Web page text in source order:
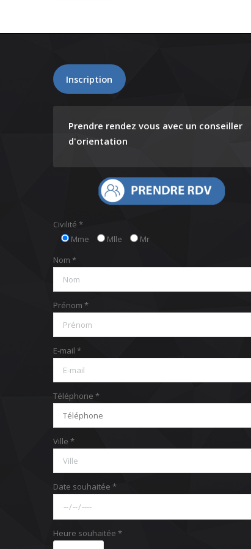
Inscription
Prendre rendez vous avec un conseiller
d'orientation
Civilité *
Mme
Mlle
Mr
Nom *
Prénom *
E-mail *
Téléphone *
Ville *
Date souhaitée *
Heure souhaitée *